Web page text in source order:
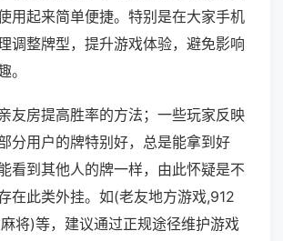
用起来简单便捷。特别是在大家手机
调整牌型，提升游戏体验，避免影响
。
友房提高胜率的方法；一些玩家反映
分用户的牌特别好，总是能拿到好
看到其他人的牌一样，由此怀疑是不
在此类外挂。如(老友地方游戏,912
将)等，建议通过正规途径维护游戏